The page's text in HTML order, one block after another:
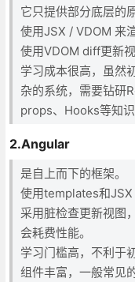
它只提供部分底层的
使用JSX / VDOM 来
使用VDOM diff更新
学习成本很高，虽然
杂的系统，需要钻研
props、Hooks等知识
2.Angular
是自上而下的框架。
使用templates和JSX
采用脏检查更新视图
会耗费性能。
学习门槛高，不利于
组件丰富，一般常见